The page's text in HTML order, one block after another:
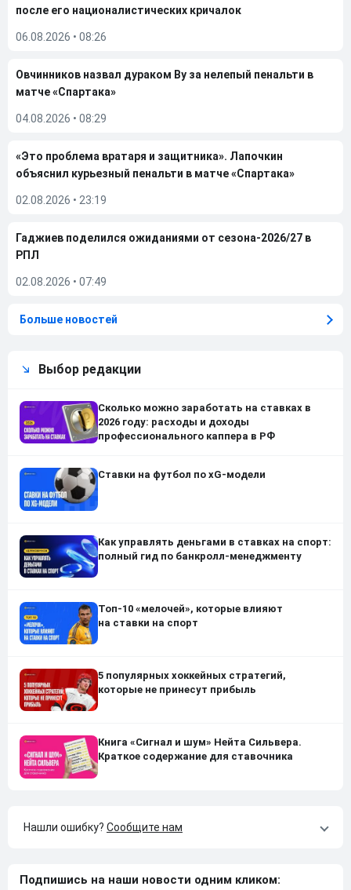
после его националистических кричалок
06.08.2026 • 08:26
Овчинников назвал дураком Ву за нелепый пенальти в
матче «Спартака»
04.08.2026 • 08:29
«Это проблема вратаря и защитника». Лапочкин
объяснил курьезный пенальти в матче «Спартака»
02.08.2026 • 23:19
Гаджиев поделился ожиданиями от сезона-2026/27 в
РПЛ
02.08.2026 • 07:49
Больше новостей
Выбор редакции
Сколько можно заработать на ставках в
2026 году: расходы и доходы
профессионального каппера в РФ
Ставки на футбол по xG-модели
Как управлять деньгами в ставках на спорт:
полный гид по банкролл-менеджменту
Топ-10 «мелочей», которые влияют
на ставки на спорт
5 популярных хоккейных стратегий,
которые не принесут прибыль
Книга «Сигнал и шум» Нейта Сильвера.
Краткое содержание для ставочника
Нашли ошибку? Сообщите нам
Подпишись на наши новости одним кликом: